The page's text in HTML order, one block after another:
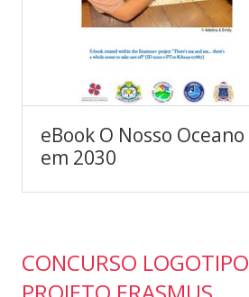
eBook O Nosso Oceano
em 2030
CONCURSO LOGOTIPO